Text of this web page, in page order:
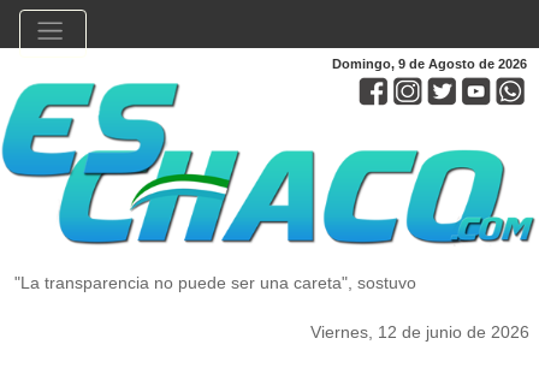
Domingo, 9 de Agosto de 2026
"La transparencia no puede ser una careta", sostuvo
Viernes, 12 de junio de 2026